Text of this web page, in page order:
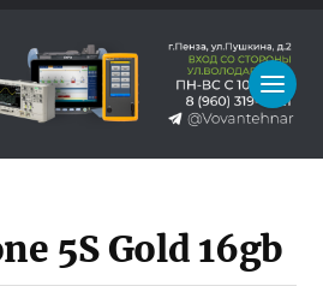
5S Gold 16gb